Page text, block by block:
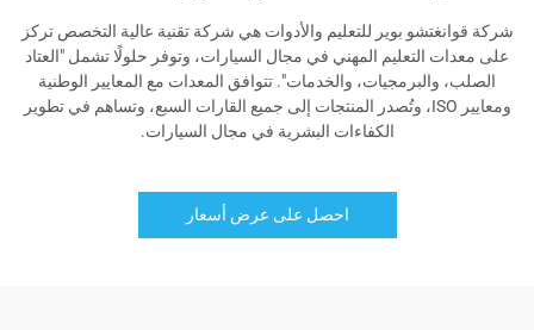
شركة قوانغتشو بوير للتعليم والأدوات هي شركة تقنية عالية التخصص تركز
على معدات التعليم المهني في مجال السيارات، وتوفر حلولًا تشمل "العتاد
الصلب، والبرمجيات، والخدمات". تتوافق المعدات مع المعايير الوطنية
ومعايير ISO، وتُصدر المنتجات إلى جميع القارات السبع، وتساهم في تطوير
الكفاءات البشرية في مجال السيارات.
احصل على عرض أسعار